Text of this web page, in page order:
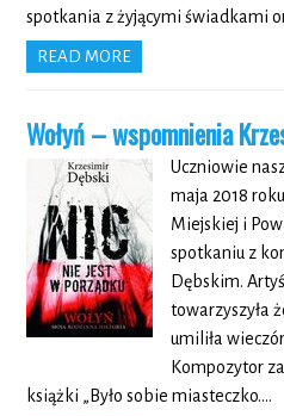
spotkania z żyjącymi świadkami
READ MORE
Wołyń – wspomnienia
Uczniowie
maja 2018
Miejskiej i
spotkaniu z
Dębskim.
towarzyszyła
umiliła
Kompozytor
książki „Było sobie miasteczko….